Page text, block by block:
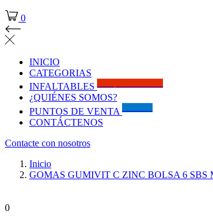
0
INICIO
CATEGORIAS
INFALTABLES
¿QUIÉNES SOMOS?
PUNTOS DE VENTA
CONTÁCTENOS
Contacte con nosotros
Inicio
GOMAS GUMIVIT C ZINC BOLSA 6 SBS
0